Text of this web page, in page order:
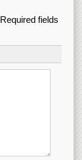
Required fields